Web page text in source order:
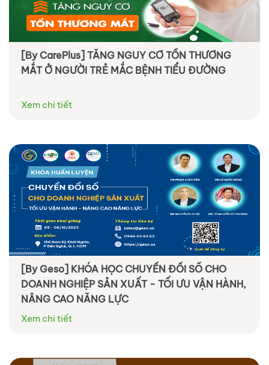
[By CarePlus] TĂNG NGUY CƠ TỔN THƯƠNG
MẮT Ở NGƯỜI TRẺ MẮC BỆNH TIỂU ĐƯỜNG
Xem chi tiết
[By Geso] KHÓA HỌC CHUYỂN ĐỔI SỐ CHO
DOANH NGHIỆP SẢN XUẤT - TỐI ƯU VẬN HÀNH,
NÂNG CAO NĂNG LỰC
Xem chi tiết